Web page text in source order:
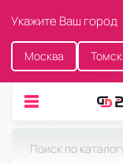
Укажите Ваш город
Москва Томск